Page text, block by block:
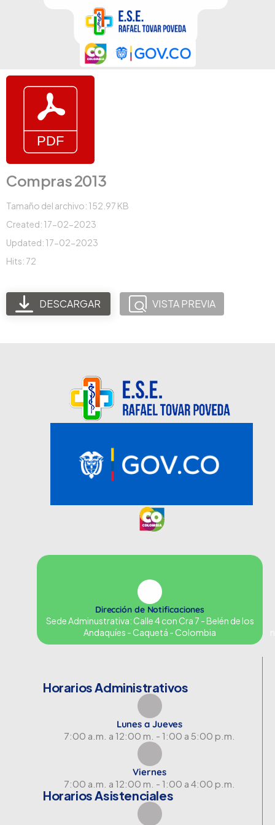
Compras 2013
Tamaño del archivo: 152.97 KB
Created: 17-02-2023
Updated: 17-02-2023
Hits: 72
DESCARGAR VISTA PREVIA
Dirección de Notificaciones
Sede Adminustrativa: Calle 4 con Cra 7 - Belén de los
Andaquíes - Caquetá - Colombia
Horarios Administrativos
Lunes a Jueves
7:00 a.m. a 12:00 m. - 1:00 a 5:00 p.m.
Viernes
7:00 a.m. a 12:00 m. - 1:00 a 4:00 p.m.
Horarios Asistenciales